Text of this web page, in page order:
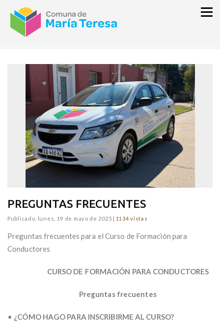
inicio
PREGUNTAS FRECUENTES
Publicado, lunes, 19 de mayo de 2025 | 1134 vistas
Preguntas frecuentes para el Curso de Formación para
Conductores
CURSO DE FORMACIÓN PARA CONDUCTORES
Preguntas frecuentes
• ¿CÓMO HAGO PARA INSCRIBIRME AL CURSO?